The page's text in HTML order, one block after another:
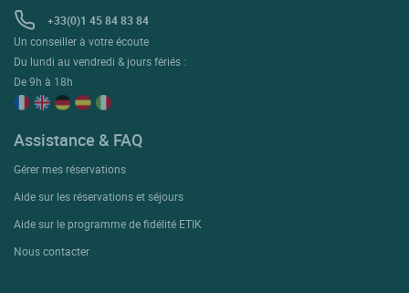
+33(0)1 45 84 83 84
Un conseiller à votre écoute
Du lundi au vendredi & jours fériés :
De 9h à 18h
Assistance & FAQ
Gérer mes réservations
Aide sur les réservations et séjours
Aide sur le programme de fidélité ETIK
Nous contacter